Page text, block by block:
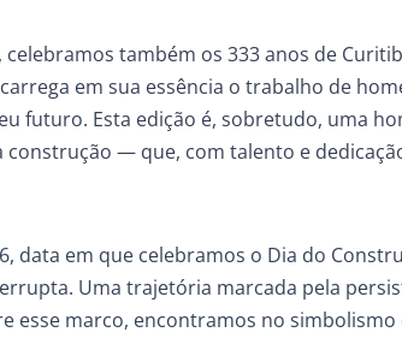
também os 333 anos de
em sua essência o trabalho de
futuro. Esta edição é, sobretudo, uma
— que, com talento e
data em que celebramos o Dia do
Uma trajetória marcada pela
esse marco, encontramos no